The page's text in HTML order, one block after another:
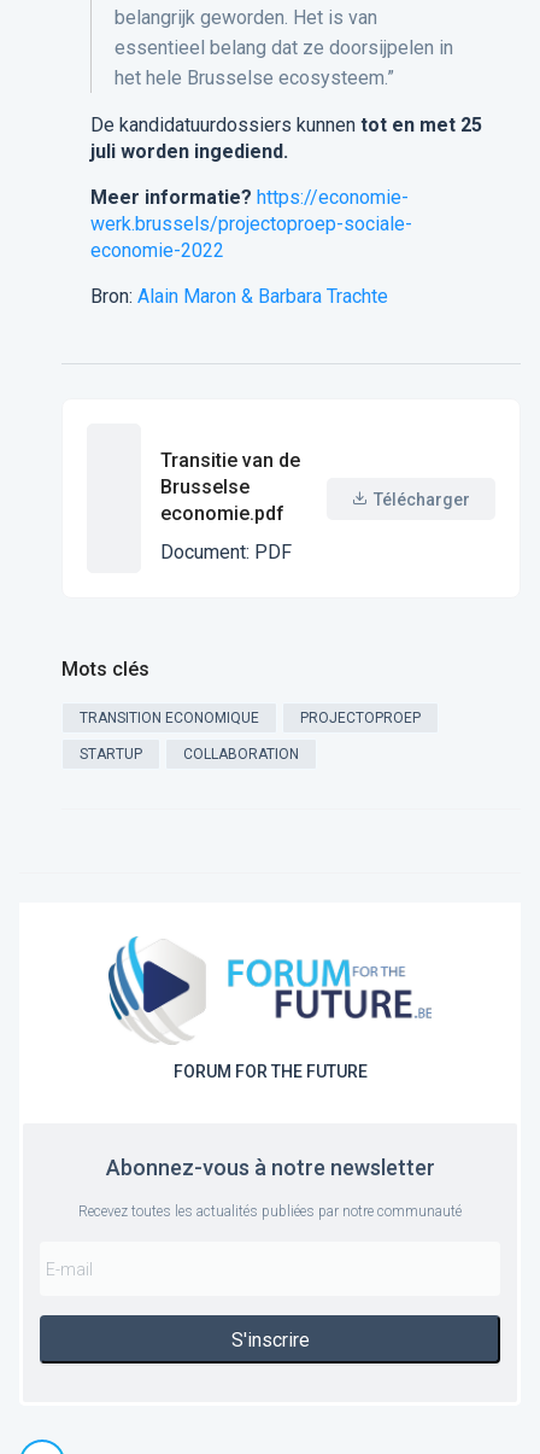
belangrijk geworden. Het is van
essentieel belang dat ze doorsijpelen in
het hele Brusselse ecosysteem.”
De kandidatuurdossiers kunnen tot en met 25
juli worden ingediend.
Meer informatie? https://economie-
werk.brussels/projectoproep-sociale-
economie-2022
Bron: Alain Maron & Barbara Trachte
Transitie van de
Brusselse
economie.pdf
Document: PDF
Télécharger
Mots clés
TRANSITION ECONOMIQUE PROJECTOPROEP
STARTUP COLLABORATION
FORUM FOR THE FUTURE
Abonnez-vous à notre newsletter
Recevez toutes les actualités publiées par notre communauté
S'inscrire